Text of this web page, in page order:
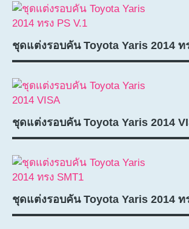
ชุดแต่งรอบคัน Toyota Yaris 2014 ท
ชุดแต่งรอบคัน Toyota Yaris 2014
ชุดแต่งรอบคัน Toyota Yaris 2014 ท